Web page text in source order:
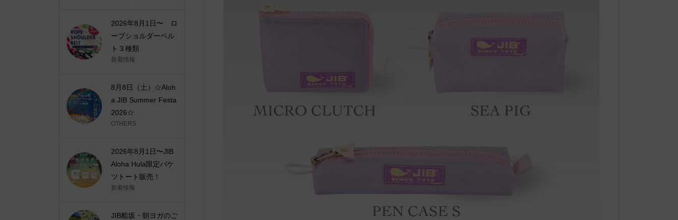
2026年8月1日〜 ロ
ープショルダーベル
ト３種類
新着情報
8月8日（土）☆Aloh
a JIB Summer Festa
2026☆
OTHERS
2026年8月1日〜JIB
Aloha Hula限定バケ
ツトート販売！
新着情報
JIB船坂・朝ヨガのご